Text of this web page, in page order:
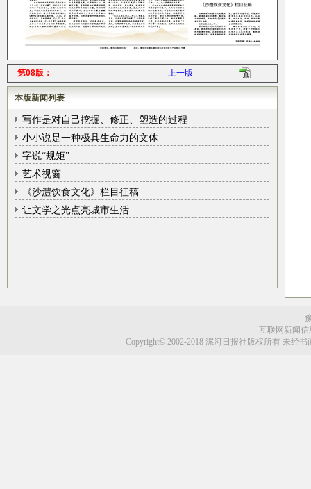
第08版： 上一版
本版新闻列表
写作是对自己挖掘、修正、塑造的过程
小小说是一种极具生命力的文体
字说“规矩”
艺术视窗
《沙澧饮食文化》栏目征稿
让文学之光点亮城市生活
互联网新闻信
Copyright© 2002-2018 漯河日报社版权所有 未经